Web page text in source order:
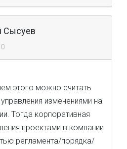
Сысуев
этого можно считать
изменениями на
Тогда корпоративная
проектами в компании
регламента/порядка/